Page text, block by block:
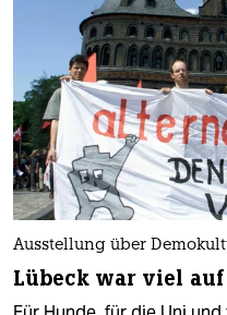
Ausstellung über
Lübeck war viel